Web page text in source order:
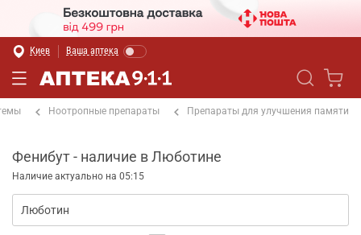
Киев Ваша аптека
Ноотропные препараты Препараты для улучшения памяти
Фенибут - наличие в Люботине
Наличие актуально на 05:15